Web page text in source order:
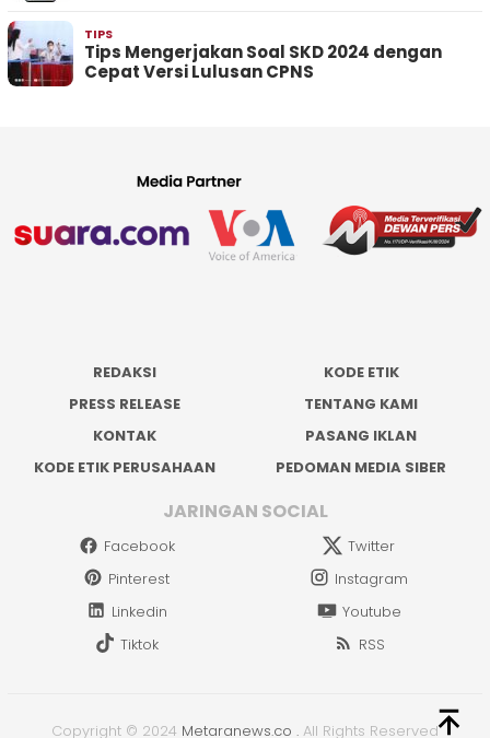
TIPS
Tips Mengerjakan Soal SKD 2024 dengan
Cepat Versi Lulusan CPNS
REDAKSI
KODE ETIK
PRESS RELEASE
TENTANG KAMI
KONTAK
PASANG IKLAN
KODE ETIK PERUSAHAAN
PEDOMAN MEDIA SIBER
JARINGAN SOCIAL
Facebook
Twitter
Pinterest
Instagram
Linkedin
Youtube
Tiktok
RSS
Copyright © 2024 Metaranews.co . All Rights Reserved